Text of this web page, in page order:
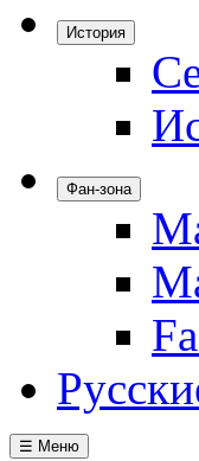
История
Фан-зона
☰ Меню